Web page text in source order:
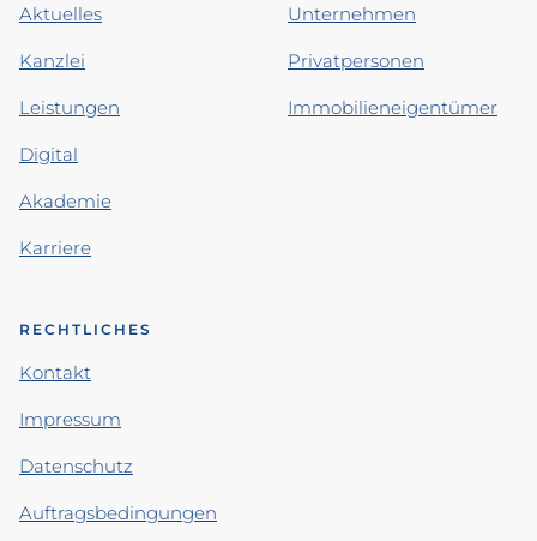
Aktuelles
Kanzlei
Leistungen
Digital
Akademie
Karriere
Unternehmen
Privatpersonen
Immobilieneigentümer
RECHTLICHES
Kontakt
Impressum
Datenschutz
Auftragsbedingungen